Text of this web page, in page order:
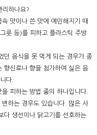
리하나요?
맛이나 쓴 맛에 예민해지기 때
릇 등)를 피하고 플라스틱 주방
던 음식을 못 먹게 되는 경우가 종
향신료나 향을 첨가하여 싫은 음
다.
피하는 방법 중의 하나입니다.
하는 경우도 있습니다. 많은 사
다 생선이나 닭고기를 선호하는